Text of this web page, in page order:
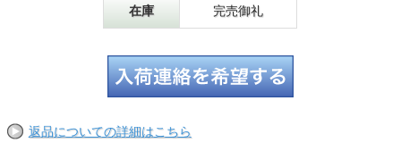
在庫 完売御礼
返品についての詳細はこちら